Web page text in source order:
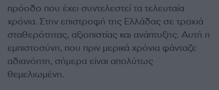
πρόοδο που έχει συντελεστεί τα τελευταία
χρόνια. Στην επιστροφή της Ελλάδας σε τροχιά
σταθερότητας, αξιοπιστίας και ανάπτυξης. Αυτή η
εμπιστοσύνη, που πριν μερικά χρόνια φάνταζε
αδιανόητη, σήμερα είναι απολύτως
θεμελιωμένη.